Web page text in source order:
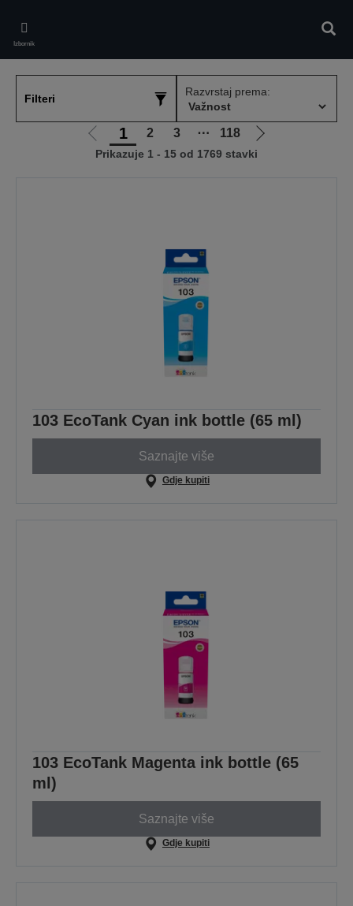
main
content
Izbornik
Filteri
Razvrstaj prema:
Idi
na
1 2 3 ⋯ 118
Idi
na
Prikazuje 1 - 15 od 1769 stavki
103 EcoTank Cyan ink bottle (65 ml)
Saznajte više
Gdje kupiti
103 EcoTank Magenta ink bottle (65
ml)
Saznajte više
Gdje kupiti